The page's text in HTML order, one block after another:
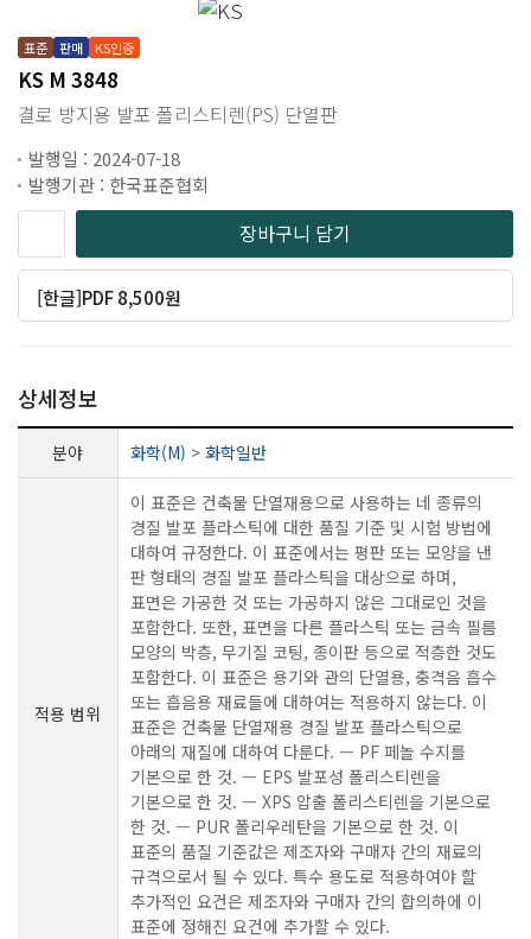
표준 판매 KS인증
KS M 3848
결로 방지용 발포 폴리스티렌(PS) 단열판
발행일 : 2024-07-18
발행기관 : 한국표준협회
장바구니 담기
[한글]PDF 8,500원
상세정보
분야 화학(M) > 화학일반
적용 범위
이 표준은 건축물 단열재용으로 사용하는 네 종류의
경질 발포 플라스틱에 대한 품질 기준 및 시험 방법에
대하여 규정한다. 이 표준에서는 평판 또는 모양을 낸
판 형태의 경질 발포 플라스틱을 대상으로 하며,
표면은 가공한 것 또는 가공하지 않은 그대로인 것을
포함한다. 또한, 표면을 다른 플라스틱 또는 금속 필름
모양의 박층, 무기질 코팅, 종이판 등으로 적층한 것도
포함한다. 이 표준은 용기와 관의 단열용, 충격음 흡수
또는 흡음용 재료들에 대하여는 적용하지 않는다. 이
표준은 건축물 단열재용 경질 발포 플라스틱으로
아래의 재질에 대하여 다룬다. — PF 페놀 수지를
기본으로 한 것. — EPS 발포성 폴리스티렌을
기본으로 한 것. — XPS 압출 폴리스티렌을 기본으로
한 것. — PUR 폴리우레탄을 기본으로 한 것. 이
표준의 품질 기준값은 제조자와 구매자 간의 재료의
규격으로서 될 수 있다. 특수 용도로 적용하여야 할
추가적인 요건은 제조자와 구매자 간의 합의하에 이
표준에 정해진 요건에 추가할 수 있다.